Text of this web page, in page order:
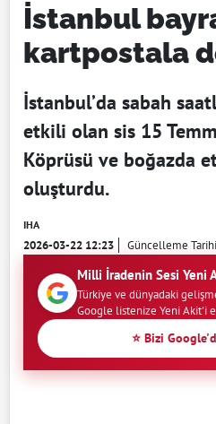
İstanbul
kartpostala
İstanbul’da sabah
etkili olan sis 15
Köprüsü ve boğazda
oluşturdu.
IHA
2026-03-22 12:23 Güncelleme
Milli İradenin Sesi Yeni
Türkiye ve dünyadaki
Google listenize Yeni Akit'i
⭐ Bizi